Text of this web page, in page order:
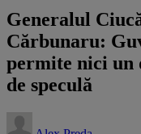
Generalul
Cărbunaru:
permite nici un
de speculă